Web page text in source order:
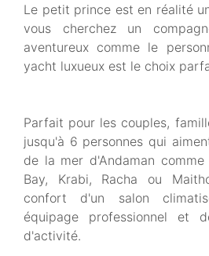
Le petit prince est en réalité
vous cherchez un
aventureux comme le
yacht luxueux est le choix
Parfait pour les couples,
jusqu'à 6 personnes qui
de la mer d'Andaman
Bay, Krabi, Racha ou
confort d'un salon
équipage professionnel et
d'activité.